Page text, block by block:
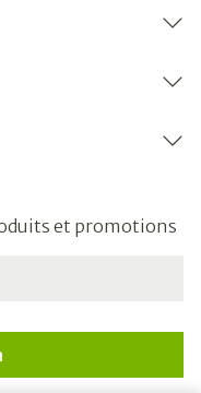
et promotions